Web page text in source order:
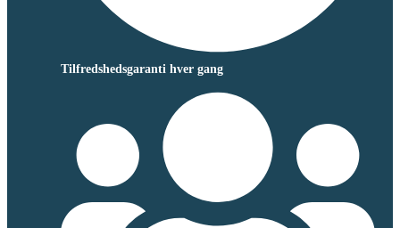
Tilfredshedsgaranti hver gang